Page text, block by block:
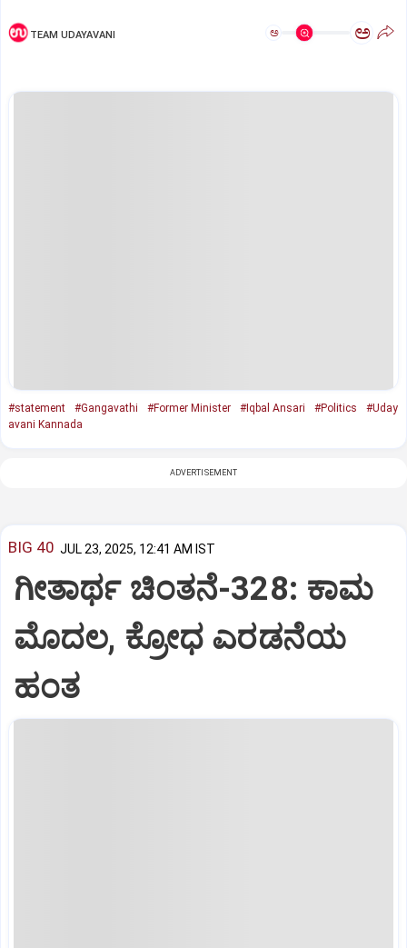
TEAM UDAYAVANI ಅ ಅ
#statement #Gangavathi #Former Minister #Iqbal Ansari #Politics
#Uday
avani Kannada
ADVERTISEMENT
BIG 40 JUL 23, 2025, 12:41 AM IST
ಗೀತಾರ್ಥ ಚಿಂತನೆ-328: ಕಾಮ
ಮೊದಲ, ಕ್ರೋಧ ಎರಡನೆಯ
ಹಂತ